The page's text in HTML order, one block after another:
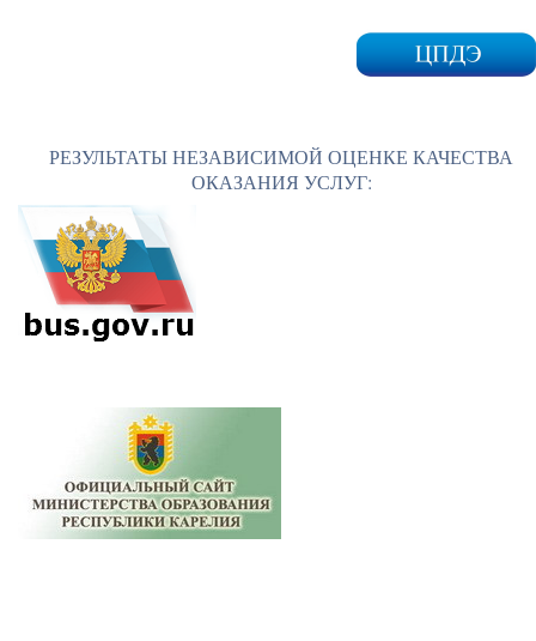
РЕЗУЛЬТАТЫ НЕЗАВИСИМОЙ ОЦЕНКЕ КАЧЕСТВА
ОКАЗАНИЯ УСЛУГ: